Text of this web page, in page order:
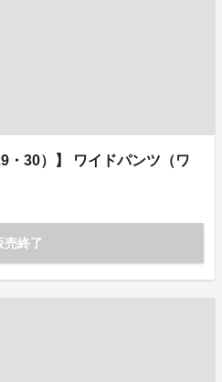
・30）】 ワイドパンツ（ワ
売終了